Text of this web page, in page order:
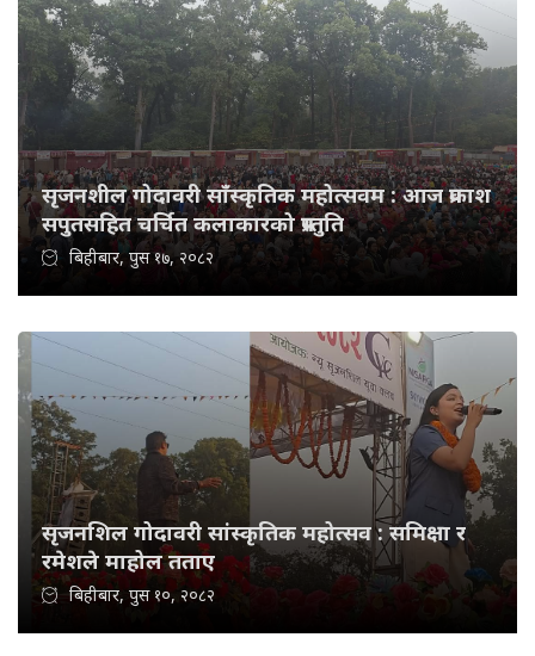
सृजनशील गोदावरी साँस्कृतिक महोत्सवम : आज प्रकाश
सपुतसहित चर्चित कलाकारको प्रस्तुति
बिहीबार, पुस १७, २०८२
सृजनशिल गोदावरी सांस्कृतिक महोत्सव : समिक्षा र
रमेशले माहोल तताए
बिहीबार, पुस १०, २०८२